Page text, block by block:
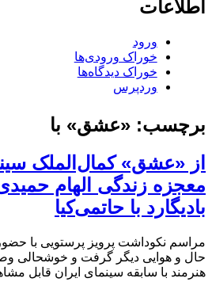
اطلاعات
ورود
خوراک ورودی‌ها
خوراک دیدگاه‌ها
وردپرس
برچسب: «عشق» با
از «عشق» کمال‌الملک
معجزه زندگی الهام
بادیگارد با حاتمی‌کیا
مراسم نکوداشت پرویز پرستویی با
حال و هوایی دیگر گرفت و خوشحالی
هنرمند با سابقه سینمای ایران قابل